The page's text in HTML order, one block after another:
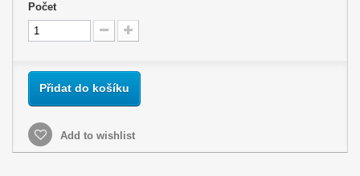
Počet
Přidat do košíku
Add to wishlist